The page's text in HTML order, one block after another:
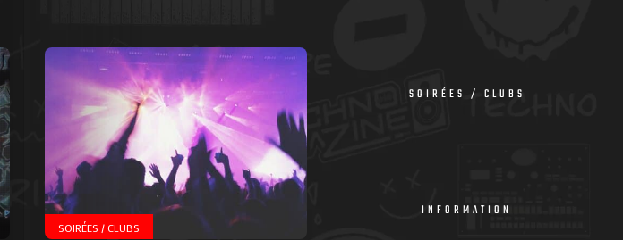
Agenda
Galerie
Photos
Magazine
SOIRÉES / CLUBS
SOIRÉES / CLUBS
INFORMATION